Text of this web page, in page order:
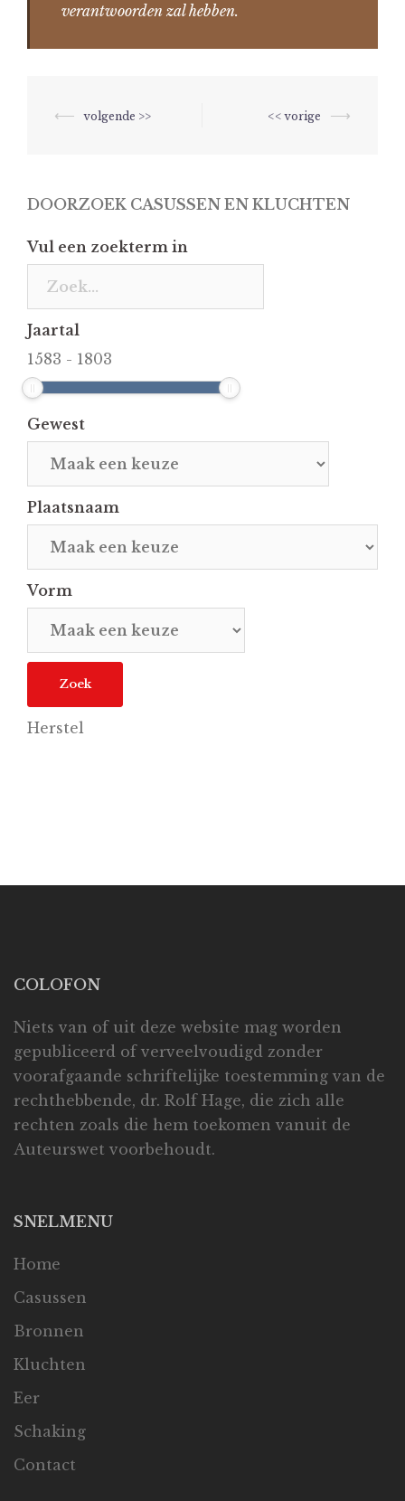
verantwoorden zal hebben.
Berichtnavigatie
⟵ ⟶
DOORZOEK CASUSSEN EN KLUCHTEN
Vul een zoekterm in
Jaartal
1583 - 1803
Gewest
Plaatsnaam
Vorm
Herstel
COLOFON
Niets van of uit deze website mag worden
gepubliceerd of verveelvoudigd zonder
voorafgaande schriftelijke toestemming van de
rechthebbende, dr. Rolf Hage, die zich alle
rechten zoals die hem toekomen vanuit de
Auteurswet voorbehoudt.
SNELMENU
Home
Casussen
Bronnen
Kluchten
Eer
Schaking
Contact